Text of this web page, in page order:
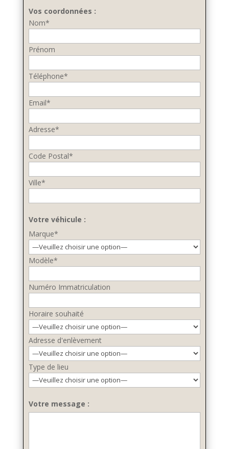
Vos coordonnées :
Nom*
Prénom
Téléphone*
Email*
Adresse*
Code Postal*
Ville*
Votre véhicule :
Marque*
Modèle*
Numéro Immatriculation
Horaire souhaité
Adresse d'enlèvement
Type de lieu
Votre message :